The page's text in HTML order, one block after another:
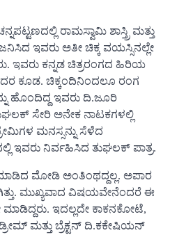
ರಾಮಸ್ವಾಮಿ ಶಾಸ್ತ್ರಿ ಮತ್ತು
ಇವರು ಅತೀ ಚಿಕ್ಕ ವಯಸ್ಸಿನಲ್ಲೇ
ಇವರು ಕನ್ನಡ ಚಿತ್ರರಂಗದ ಹಿರಿಯ
ಕೂಡ. ಚಿಕ್ಕಂದಿನಿಂದಲೂ ರಂಗ
ಹೊಂದಿದ್ದ ಇವರು ದಿ.ಜೂರಿ
ಸೇರಿ ಅನೇಕ ನಾಟಕಗಳಲ್ಲಿ
ಮನಸ್ಸನ್ನು ಸೆಳೆದ
ಇವರು ನಿರ್ವಹಿಸಿದ ತುಘಲಕ್ ಪಾತ್ರ.
ಮೋಡಿ ಅಂತಿಂಥದ್ದಲ್ಲ. ಅಪಾರ
ಮುಖ್ಯವಾದ ವಿಷಯವೇನೆಂದರೆ ಈ
ಇದಲ್ಲದೇ ಕಾಕನಕೋಟೆ,
ಮತ್ತು ಬ್ರೆಕ್ಟನ್ ದಿ.ಕಕೇಷಿಯನ್